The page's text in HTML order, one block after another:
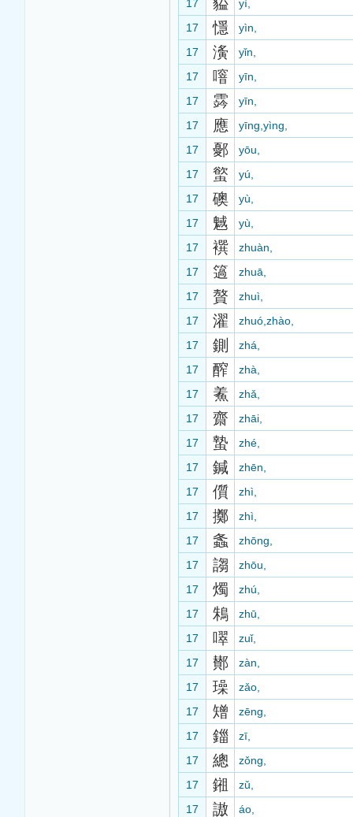
17
yì,
17
懚
yìn,
17
濥
yǐn,
17
噾
yīn,
17
霠
yīn,
17
應
yīng,yìng,
17
鄾
yōu,
17
螸
yú,
17
礇
yù,
17
魊
yù,
17
襈
zhuàn,
17
簻
zhuā,
17
贅
zhuì,
17
濯
zhuó,zhào,
17
鍘
zhá,
17
醡
zhà,
17
鮺
zhǎ,
17
齋
zhāi,
17
蟄
zhé,
17
鍼
zhēn,
17
儨
zhì,
17
擲
zhì,
17
螽
zhōng,
17
謅
zhōu,
17
燭
zhú,
17
鴸
zhū,
17
噿
zuǐ,
17
鄼
zàn,
17
璪
zǎo,
17
矰
zēng,
17
鍿
zī,
17
總
zǒng,
17
鎺
zǔ,
17
謸 áo,